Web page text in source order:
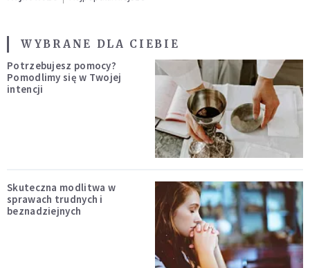
WYBRANE DLA CIEBIE
Potrzebujesz pomocy?
Pomodlimy się w Twojej
intencji
Skuteczna modlitwa w
sprawach trudnych i
beznadziejnych